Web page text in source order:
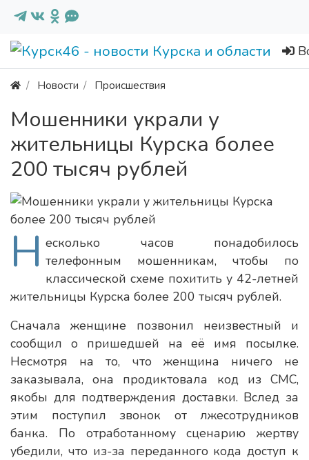
Новости Происшествия
Мошенники украли у
жительницы Курска более
200 тысяч рублей
Н есколько часов понадобилось
телефонным мошенникам, чтобы по
классической схеме похитить у 42-летней
жительницы Курска более 200 тысяч рублей.
Сначала женщине позвонил неизвестный и
сообщил о пришедшей на её имя посылке.
Несмотря на то, что женщина ничего не
заказывала, она продиктовала код из СМС,
якобы для подтверждения доставки. Вслед за
этим поступил звонок от лжесотрудников
банка. По отработанному сценарию жертву
убедили, что из-за переданного кода доступ к